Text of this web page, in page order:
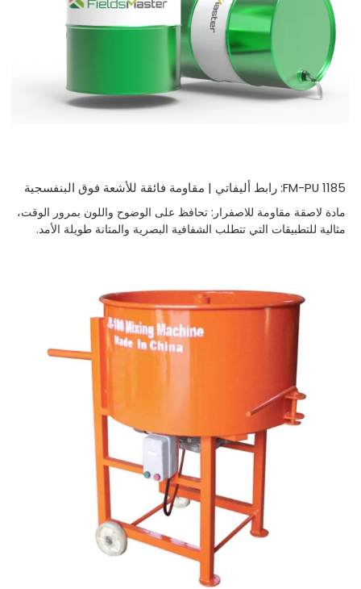
FM-PU 1185: رابط أليفاتي | مقاومة فائقة للأشعة فوق البنفسجية
مادة لاصقة مقاومة للاصفرار: تحافظ على الوضوح واللون بمرور الوقت،
مثالية للتطبيقات التي تتطلب الشفافية البصرية والمتانة طويلة الأمد.